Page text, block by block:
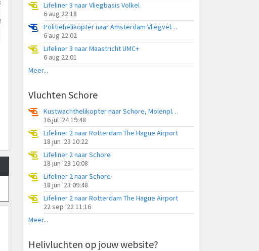
Lifeliner 3 naar Vliegbasis Volkel
6 aug 22:18
Politiehelikopter naar Amsterdam Vliegveld Schiphol
6 aug 22:02
Lifeliner 3 naar Maastricht UMC+
6 aug 22:01
Meer...
Vluchten Schore
Kustwachthelikopter naar Schore, Molenplaat
16 jul '24 19:48
Lifeliner 2 naar Rotterdam The Hague Airport
18 jun '23 10:22
Lifeliner 2 naar Schore
18 jun '23 10:08
Lifeliner 2 naar Schore
18 jun '23 09:48
Lifeliner 2 naar Rotterdam The Hague Airport
22 sep '22 11:16
Meer...
Helivluchten op jouw website?